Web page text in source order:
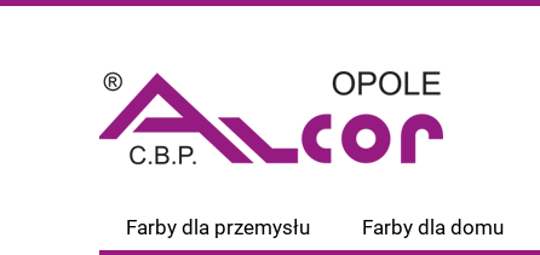
Farby dla przemysłu Farby dla domu